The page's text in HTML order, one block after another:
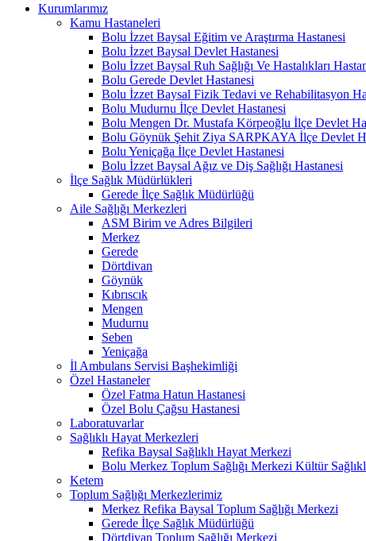
Kurumlarımız
Kamu Hastaneleri
Bolu İzzet Baysal Eğitim ve Araştırma Hastanesi
Bolu İzzet Baysal Devlet Hastanesi
Bolu İzzet Baysal Ruh Sağlığı Ve Hastalıkları
Bolu Gerede Devlet Hastanesi
Bolu İzzet Baysal Fizik Tedavi ve Rehabilitasyon
Bolu Mudurnu İlçe Devlet Hastanesi
Bolu Mengen Dr. Mustafa Körpeoğlu İlçe Devlet
Bolu Göynük Şehit Ziya SARPKAYA İlçe Devlet
Bolu Yeniçağa İlçe Devlet Hastanesi
Bolu İzzet Baysal Ağız ve Diş Sağlığı Hastanesi
İlçe Sağlık Müdürlükleri
Gerede İlçe Sağlık Müdürlüğü
Aile Sağlığı Merkezleri
ASM Birim ve Adres Bilgileri
Merkez
Gerede
Dörtdivan
Göynük
Kıbrıscık
Mengen
Mudurnu
Seben
Yeniçağa
İl Ambulans Servisi Başhekimliği
Özel Hastaneler
Özel Fatma Hatun Hastanesi
Özel Bolu Çağsu Hastanesi
Laboratuvarlar
Sağlıklı Hayat Merkezleri
Refika Baysal Sağlıklı Hayat Merkezi
Bolu Merkez Toplum Sağlığı Merkezi Kültür
Ketem
Toplum Sağlığı Merkezlerimiz
Merkez Refika Baysal Toplum Sağlığı Merkezi
Gerede İlçe Sağlık Müdürlüğü
Dörtdivan Toplum Sağlığı Merkezi